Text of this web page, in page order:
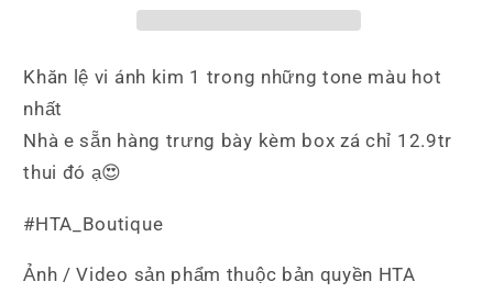
Khăn lệ vi ánh kim 1 trong những tone màu hot
nhất
Nhà e sẵn hàng trưng bày kèm box zá chỉ 12.9tr
thui đó ạ😍
#HTA_Boutique
Ảnh / Video sản phẩm thuộc bản quyền HTA